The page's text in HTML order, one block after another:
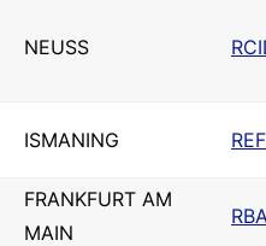
NEUSS
ISMANING
FRANKFURT AM
MAIN